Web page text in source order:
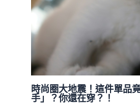
時尚圈大地震！這件單品
手」？你還在穿？！